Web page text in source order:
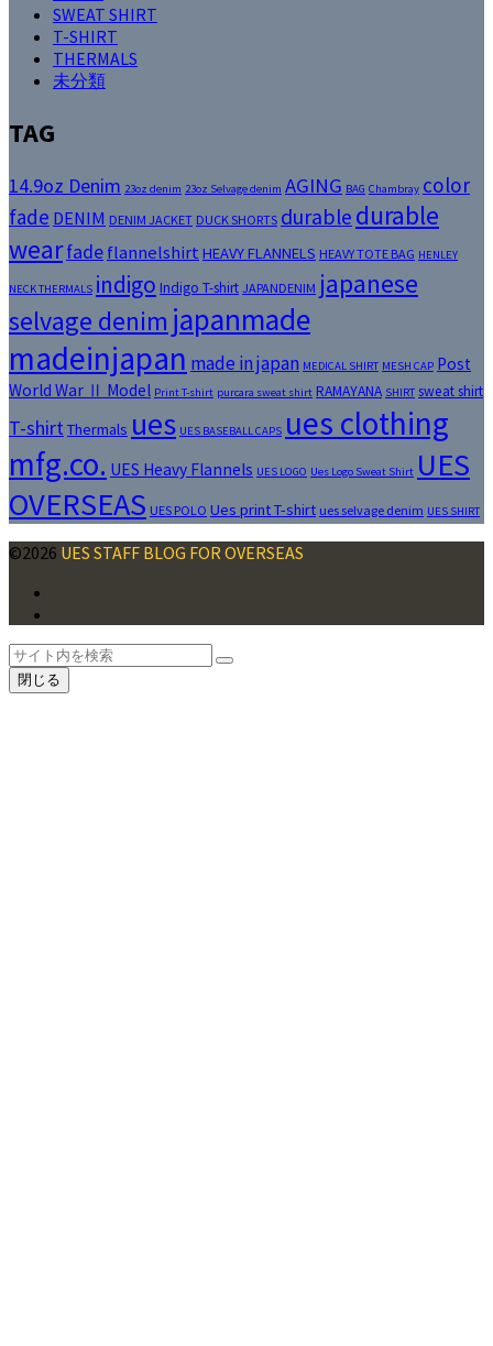
SWEAT SHIRT
T-SHIRT
THERMALS
未分類
TAG
14.9oz Denim 23oz denim 23oz Selvage denim AGING BAG Chambray color
fade DENIM DENIM JACKET DUCK SHORTS durable durable
wearfadeflannelshirt HEAVY FLANNELS HEAVY TOTE BAG HENLEY
NECK THERMALS indigo Indigo T-shirt JAPANDENIM japanese
selvage denim japanmade
madeinjapan made in japan MEDICAL SHIRT MESH CAP Post
World War Ⅱ Model Print T-shirt purcara sweat shirt RAMAYANA SHIRT sweat shirt
T-shirt Thermals ues UES BASEBALL CAPS ues clothing
mfg.co. UES Heavy Flannels UES LOGO Ues Logo Sweat Shirt UES
OVERSEAS UES POLO Ues print T-shirt ues selvage denim UES SHIRT
©2026 UES STAFF BLOG FOR OVERSEAS
ト
ッ
プ
検
索
検
閉じる